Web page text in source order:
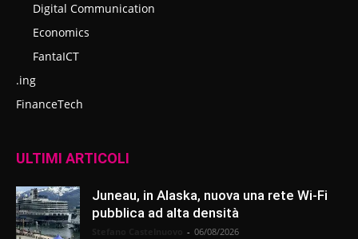
Digital Communication
Economics
FantaICT
.ing
FinanceTech
ULTIMI ARTICOLI
Juneau, in Alaska, nuova una rete Wi-Fi
pubblica ad alta densità
- 06/08/2026